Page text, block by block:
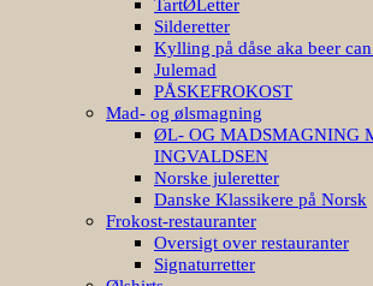
TartØLetter
Silderetter
Kylling på dåse aka beer
Julemad
PÅSKEFROKOST
Mad- og ølsmagning
ØL- OG MADSMAGNING
INGVALDSEN
Norske juleretter
Danske Klassikere på Norsk
Frokost-restauranter
Oversigt over restauranter
Signaturretter